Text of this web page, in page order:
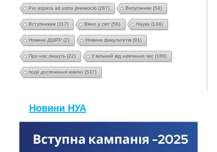
Per aspera ad astra (вчимося) (287) Випускники (54)
Вступникам (117) Вікно у світ (56) Наука (134)
Новини ДШРР (2) Новини факультетів (91)
Про нас пишуть (22) У вільний від навчання час (188)
події досягнення ювілеї (537)
Новини НУА